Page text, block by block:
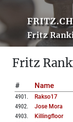
Fritz
Fritz
# Name
4901 . Rakso17
4902. Jose Mora
4903. Killingfloor